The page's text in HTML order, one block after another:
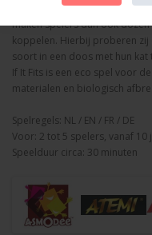
krijgen. Vandaar het Engelse
maken spelers dan ook
koppelen. Hierbij proberen zij
soort in een doos met hun
If It Fits is een eco spel voor
materialen en biologisch
Spelregels: NL / EN / FR / DE
Voor: 2 tot 5 spelers, vanaf 10
Speelduur circa: 30 minuten